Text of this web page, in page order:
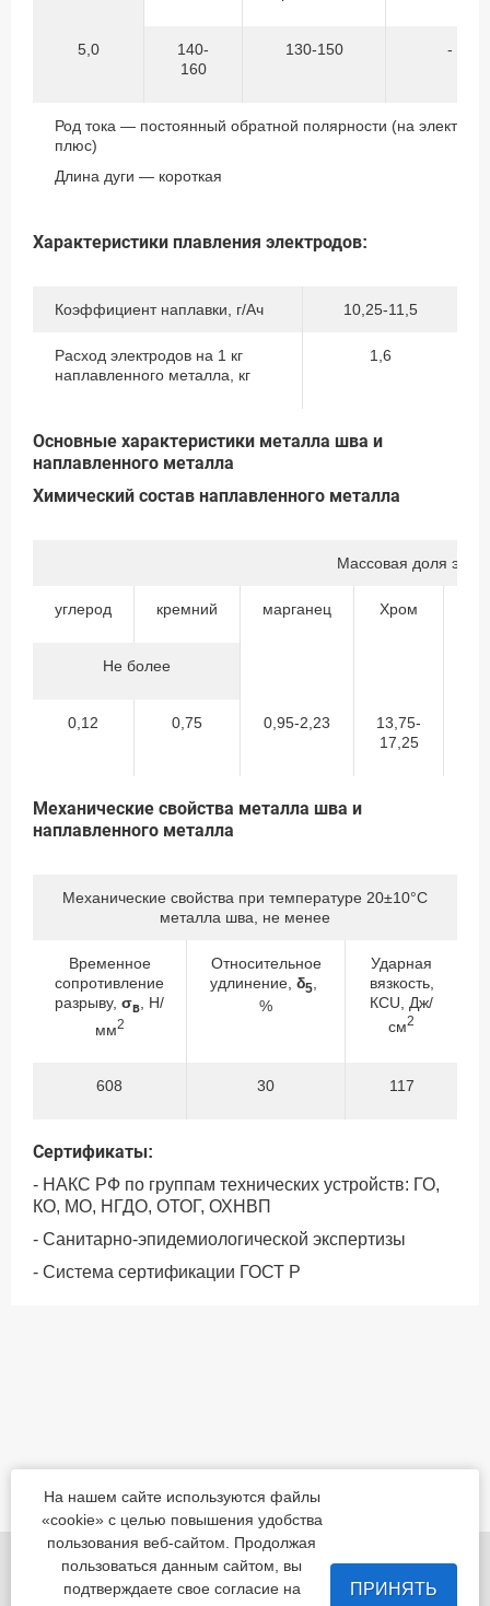
5,0
140-
160
130-150 -
Род тока — постоянный обратной полярности (на
плюс)
Длина дуги — короткая
Характеристики плавления электродов:
Коэффициент наплавки, г/Ач 10,25-11,5
Расход электродов на 1 кг
наплавленного металла, кг
1,6
Основные характеристики металла шва и
наплавленного металла
Химический состав наплавленного металла
Массовая доля
углерод кремний марганец Хром
Не более
0,12 0,75 0,95-2,23
13,75-
17,25
Механические свойства металла шва и
наплавленного металла
Механические свойства при температуре 20±10°С
металла шва, не менее
Временное
сопротивление
разрыву, σв, Н/
мм2
Относительное
удлинение, δ5,
%
Ударная
вязкость,
КСU, Дж/
см2
608 30 117
Сертификаты:
- НАКС РФ по группам технических устройств: ГО,
КО, МО, НГДО, ОТОГ, ОХНВП
- Санитарно-эпидемиологической экспертизы
- Система сертификации ГОСТ Р
455022, Челябинская обл., Магнитогорск, шоссе
Белорецкое, д.5
На нашем сайте используются файлы
«cookie» с целью повышения удобства
пользования веб-сайтом. Продолжая
пользоваться данным сайтом, вы
подтверждаете свое согласие на
ПРИНЯТЬ